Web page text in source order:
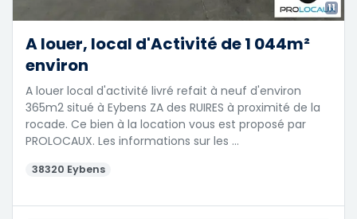
11
A louer, local d'Activité de 1 044m²
environ
A louer local d'activité livré refait à neuf d'environ
365m2 situé à Eybens ZA des RUIRES à proximité de la
rocade. Ce bien à la location vous est proposé par
PROLOCAUX. Les informations sur les …
38320 Eybens